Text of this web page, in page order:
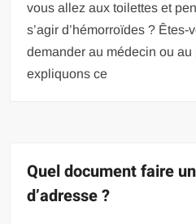
vous allez aux toilettes et
s’agir d’hémorroïdes ? Êtes-
demander au médecin ou
expliquons ce
Quel document faire
d’adresse ?